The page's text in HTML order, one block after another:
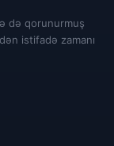
də qorunurmuş
istifadə zamanı